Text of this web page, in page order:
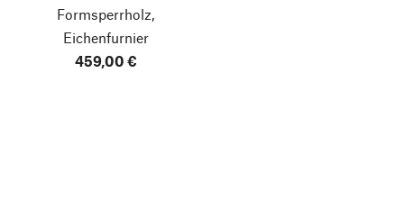
Formsperrholz,
Eichenfurnier
459,00 €